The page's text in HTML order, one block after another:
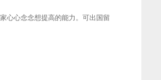
心心念念想提高的能力。可出国留